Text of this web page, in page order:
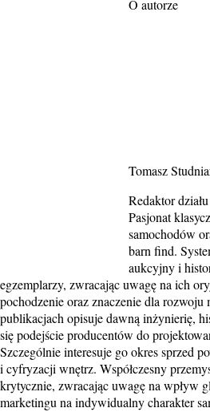
O autorze
Tomasz
Redaktor
Pasjonat
samochodów
barn find.
aukcyjny i
egzemplarzy, zwracając uwagę na ich
pochodzenie oraz znaczenie dla
publikacjach opisuje dawną inżynierię,
się podejście producentów do
Szczególnie interesuje go okres sprzed
i cyfryzacji wnętrz. Współczesny
krytycznie, zwracając uwagę na wpływ
marketingu na indywidualny charakter